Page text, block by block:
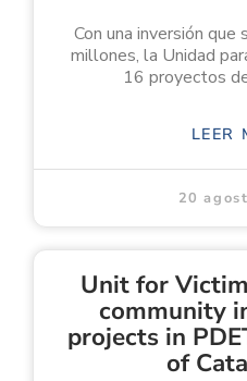
Con una inversión
millones, la Unidad
16 proyectos
LEER
20
Unit for
community
projects in
of